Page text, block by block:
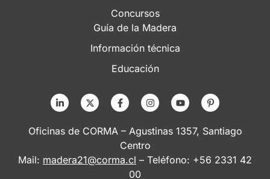
Concursos
Guía de la Madera
Información técnica
Educación
Oficinas de CORMA – Agustinas 1357, Santiago
Centro
Mail: madera21@corma.cl – Teléfono: +56 2331 42
00